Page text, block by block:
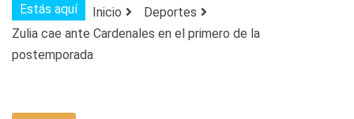
Estás aquí Inicio
Deportes
Zulia cae ante Cardenales en el primero de la
postemporada